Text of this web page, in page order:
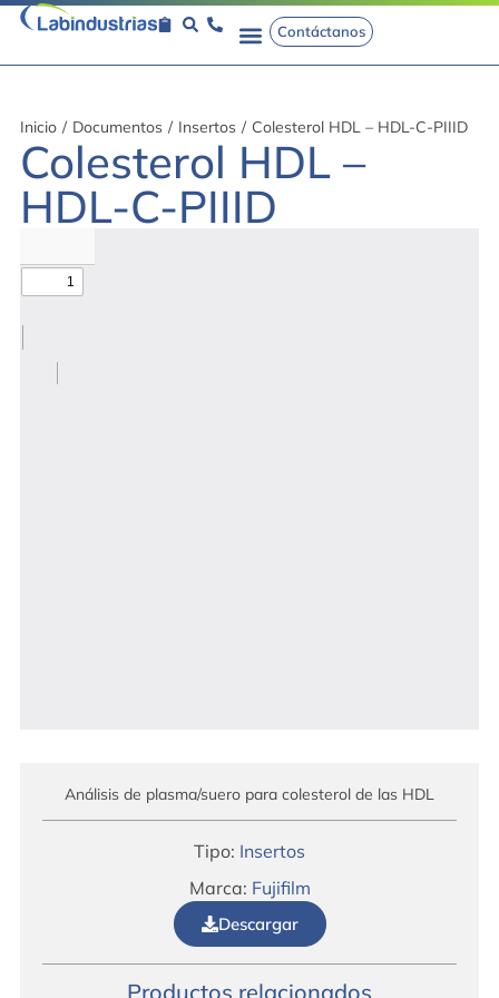
Contáctanos
Inicio / Documentos / Insertos / Colesterol HDL – HDL-C-PIIID
Colesterol HDL –
HDL-C-PIIID
Análisis de plasma/suero para colesterol de las HDL
Tipo: Insertos
Marca: Fujifilm
Descargar
Productos relacionados